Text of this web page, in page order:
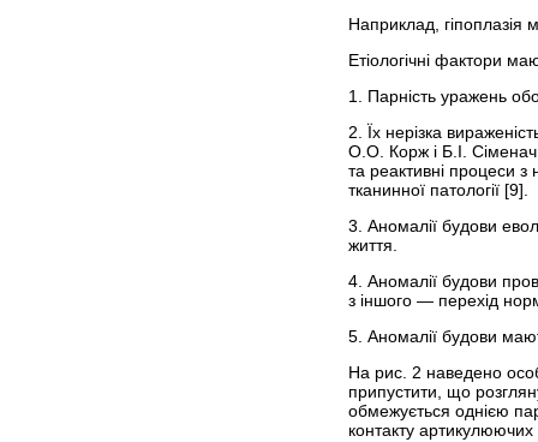
Наприклад, гіпоплазія
Етіологічні фактори
1. Парність уражень
2. Їх нерізка
О.О. Корж і Б.І.
та реактивні процеси
тканинної патології [9].
3. Аномалії будови
життя.
4. Аномалії будови
з іншого — перехід
5. Аномалії будови
На рис. 2 наведено
припустити, що
обмежується однією
контакту артикулюючих